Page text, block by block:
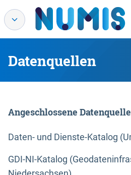
Datenquellen
Angeschlossene
Daten- und Dienste-Katalog
GDI-NI-Katalog